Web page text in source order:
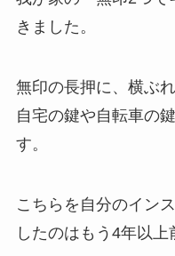
きました。
無印の長押に、横ぶ
自宅の鍵や自転車の
す。
こちらを自分のイン
したのはもう4年以上